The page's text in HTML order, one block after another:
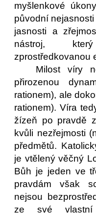
myšlenkové
původní
jasnosti a
nástroj,
zprostředkovanou
Milost víry
přirozenou
rationem), ale
rationem). Víra
žízeň po pravdě
kvůli nezřejmosti
předmětů.
je vtělený věčný
Bůh je jeden ve
pravdám však
nejsou
ze své vlastní